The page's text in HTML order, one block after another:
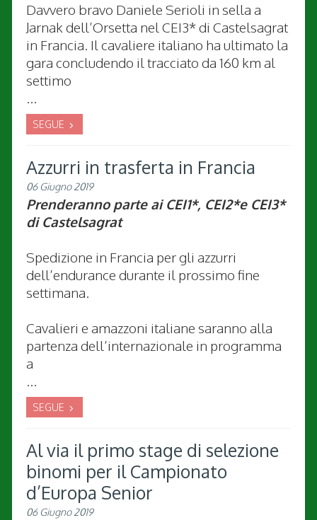
Davvero bravo Daniele Serioli in sella a
Jarnak dell’Orsetta nel CEI3* di Castelsagrat
in Francia. Il cavaliere italiano ha ultimato la
gara concludendo il tracciato da 160 km al
settimo
...
SEGUE
Azzurri in trasferta in Francia
06 Giugno 2019
Prenderanno parte ai CEI1*, CEI2*e CEI3*
di Castelsagrat
Spedizione in Francia per gli azzurri
dell’endurance durante il prossimo fine
settimana.
Cavalieri e amazzoni italiane saranno alla
partenza dell’internazionale in programma
a
...
SEGUE
Al via il primo stage di selezione
binomi per il Campionato
d’Europa Senior
06 Giugno 2019